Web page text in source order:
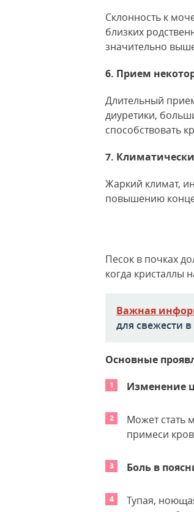
Склонность к
близких
значительно
6. Прием
Длительный
диуретики,
способствовать
7.
Жаркий климат,
повышению
Песок в почках
когда кристаллы
Важная
для свежести
Основные
Изменение
Может стать
примеси
Боль в
Тупая,